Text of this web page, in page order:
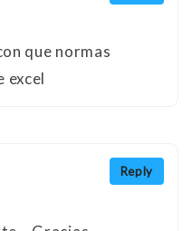
que normas
excel
Reply